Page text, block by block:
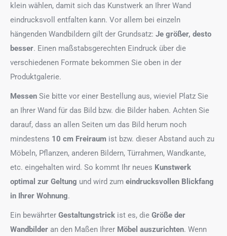
klein wählen, damit sich das Kunstwerk an Ihrer Wand
eindrucksvoll entfalten kann. Vor allem bei einzeln
hängenden Wandbildern gilt der Grundsatz: Je größer, desto
besser. Einen maßstabsgerechten Eindruck über die
verschiedenen Formate bekommen Sie oben in der
Produktgalerie.
Messen Sie bitte vor einer Bestellung aus, wieviel Platz Sie
an Ihrer Wand für das Bild bzw. die Bilder haben. Achten Sie
darauf, dass an allen Seiten um das Bild herum noch
mindestens 10 cm Freiraum ist bzw. dieser Abstand auch zu
Möbeln, Pflanzen, anderen Bildern, Türrahmen, Wandkante,
etc. eingehalten wird. So kommt Ihr neues Kunstwerk
optimal zur Geltung und wird zum eindrucksvollen Blickfang
in Ihrer Wohnung.
Ein bewährter Gestaltungstrick ist es, die Größe der
Wandbilder an den Maßen Ihrer Möbel auszurichten. Wenn